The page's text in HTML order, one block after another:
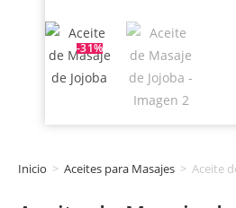
Inicio > Aceites para Masajes > Aceite
-31%